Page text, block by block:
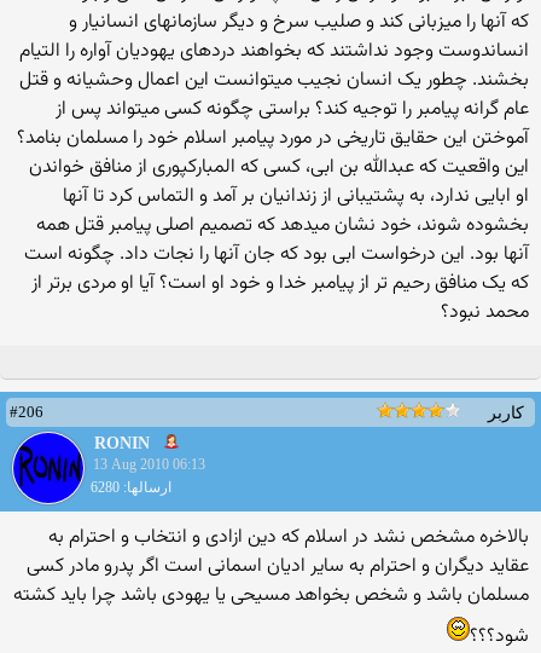
که آنها را میزبانی کند و صلیب سرخ و دیگر سازمانهای انسانیار و
انساندوست وجود نداشتند که بخواهند دردهای یهودیان آواره را التیام
بخشند. چطور یک انسان نجیب میتوانست این اعمال وحشیانه و قتل
عام گرانه پیامبر را توجیه کند؟ براستی چگونه کسی میتواند پس از
آموختن این حقایق تاریخی در مورد پیامبر اسلام خود را مسلمان بنامد؟
این واقعیت که عبدالله بن ابی، کسی که المباركپوری از منافق خواندن
او ابایی ندارد، به پشتیبانی از زندانیان بر آمد و التماس کرد تا آنها
بخشوده شوند، خود نشان میدهد که تصمیم اصلی پیامبر قتل همه
آنها بود. این درخواست ابی بود که جان آنها را نجات داد. چگونه است
که یک منافق رحیم تر از پیامبر خدا و خود او است؟ آیا او مردی برتر از
محمد نبود؟
کاربر
#206
RONIN
13 Aug 2010 06:13
ارسالها: 6280
بالاخره مشخص نشد در اسلام كه دین ازادی و انتخاب و احترام به
عقاید دیگران و احترام به سایر ادیان اسمانی است اگر پدرو مادر كسی
مسلمان باشد و شخص بخواهد مسیحی یا یهودی باشد چرا باید كشته
شود؟؟؟